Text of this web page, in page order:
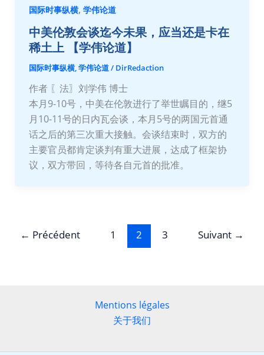
国际时事纵横, 学伟论道
中美伦敦会谈迄今未果，应当还是卡在
稀土上 【学伟论道】
国际时事纵横,学伟论道/ DirRedaction
作者 〖法〗刘学伟 博士
本月9-10号，中美在伦敦进行了举世瞩目的，继5
月10-11号的日内瓦会谈，本月5号的两国元首通
话之后的第三次重大接触。会谈结束时，双方的
主要官员都肯定谈判有重大进展，达成了框架协
议，双方带回，等待各自元首的批准。
← Précédent 1 2 3 Suivant →
Mentions légales
关于我们